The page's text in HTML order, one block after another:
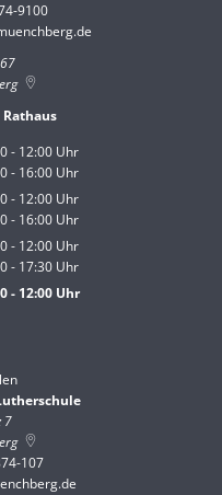
9100
- 12:00 Uhr
Von 08:00 bis 12:00 Uhr
- 16:00 Uhr
Von 14:00 bis 16:00 Uhr
- 12:00 Uhr
Von 08:00 bis 12:00 Uhr
- 16:00 Uhr
Von 14:00 bis 16:00 Uhr
- 12:00 Uhr
Von 08:00 bis 12:00 Uhr
- 17:30 Uhr
Von 14:00 bis 17:30 Uhr
- 12:00Uhr
7
107